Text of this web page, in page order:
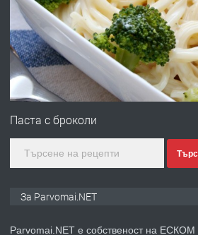
ПРЕДЛАГА
Първи поход "По
Паста с броколи
За Parvomai.NET
Parvomai.NET е собственост на